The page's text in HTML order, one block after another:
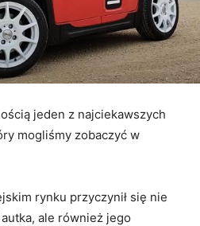
jeden z najciekawszych
mogliśmy zobaczyć w
rynku przyczynił się nie
ale również jego